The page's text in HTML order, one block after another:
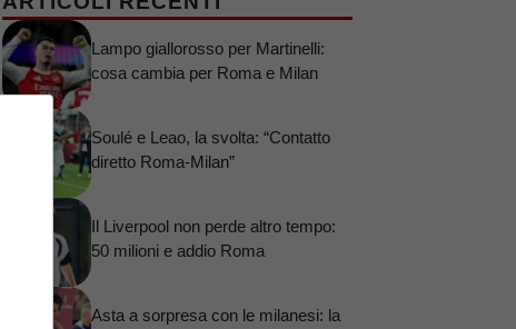
Lampo giallorosso per Martinelli:
cosa cambia per Roma e Milan
Soulé e Leao, la svolta: “Contatto
diretto Roma-Milan”
Il Liverpool non perde altro tempo:
50 milioni e addio Roma
Asta a sorpresa con le milanesi: la